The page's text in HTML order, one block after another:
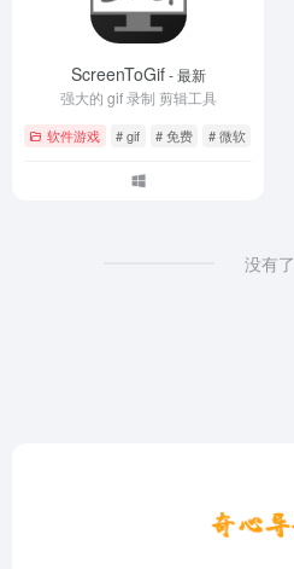
ScreenToGif- 最新
强大的 gif 录制 剪辑工具
软件游戏 # gif # 免费 # 微软
没有了